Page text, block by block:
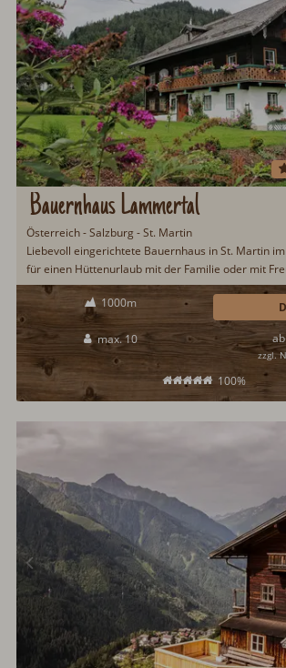
Bauernhaus Lammertal
Österreich - Salzburg - St. Martin
Liebevoll eingerichtete Bauernhaus in St. Martin
für einen Hüttenurlaub mit der Familie oder mit
Lage am Ortsrand. Traditionell eingerichtete
Am nahegelegenen Bauernhof können regionale
erworben werden...
1000m
max. 10
100%
zzgl.